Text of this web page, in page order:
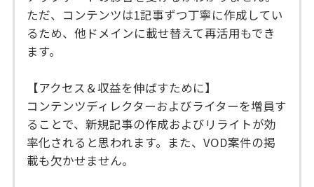
ただ、コンテンツは1記事ずつ丁寧に作成してい
るため、他ドメインに載せ替えて再活用もでき
ます。
【アクセス＆収益を伸ばすために】
コンテンツディレクターおよびライターを増員す
ることで、新規記事の作成およびリライトが効
率化されると思われます。また、VOD案件の掲
載も欠かせません。